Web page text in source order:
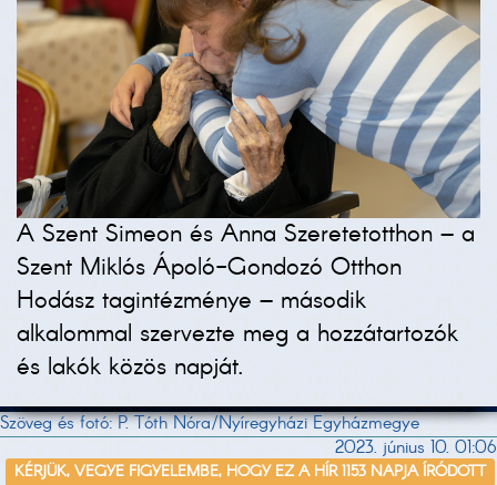
A Szent Simeon és Anna Szeretetotthon – a
Szent Miklós Ápoló-Gondozó Otthon
Hodász tagintézménye – második
alkalommal szervezte meg a hozzátartozók
és lakók közös napját.
Szöveg és fotó: P. Tóth Nóra/Nyíregyházi Egyházmegye
2023. június 10. 01:06
KÉRJÜK, VEGYE FIGYELEMBE, HOGY EZ A HÍR 1153 NAPJA ÍRÓDOTT